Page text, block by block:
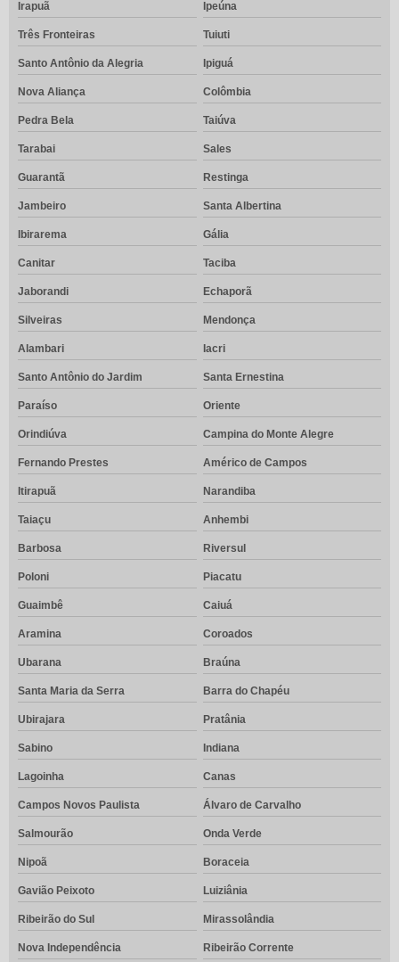
Irapuã Ipeúna
Três Fronteiras Tuiuti
Santo Antônio da Alegria Ipiguá
Nova Aliança Colômbia
Pedra Bela Taiúva
Tarabai Sales
Guarantã Restinga
Jambeiro Santa Albertina
Ibirarema Gália
Canitar Taciba
Jaborandi Echaporã
Silveiras Mendonça
Alambari Iacri
Santo Antônio do Jardim Santa Ernestina
Paraíso Oriente
Orindiúva Campina do Monte Alegre
Fernando Prestes Américo de Campos
Itirapuã Narandiba
Taiaçu Anhembi
Barbosa Riversul
Poloni Piacatu
Guaimbê Caiuá
Aramina Coroados
Ubarana Braúna
Santa Maria da Serra Barra do Chapéu
Ubirajara Pratânia
Sabino Indiana
Lagoinha Canas
Campos Novos Paulista Álvaro de Carvalho
Salmourão Onda Verde
Nipoã Boraceia
Gavião Peixoto Luiziânia
Ribeirão do Sul Mirassolândia
Nova Independência Ribeirão Corrente